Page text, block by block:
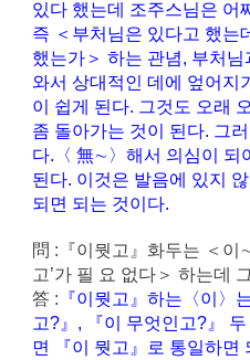
있다 했는데 조주스님은 어
즉 ＜부처님은 있다고 했는
했는가＞ 하는 관념, 부처
와서 상대적인 데에 엎어지
이 쉽게 된다. 그것도 오래
좀 돌아가는 것이 된다. 그
다.〈 無∼〉해서 의심이 되
된다. 이것은 발음에 있지
되면 되는 것이다.
問 :『이뭣고』화두는 ＜이
고’가 필 요 없다＞ 하는데
答 : 『이뭣고』하는〈이〉
고?』, 『이 무엇인고?』
면 『이 뭣고』로 통일하면